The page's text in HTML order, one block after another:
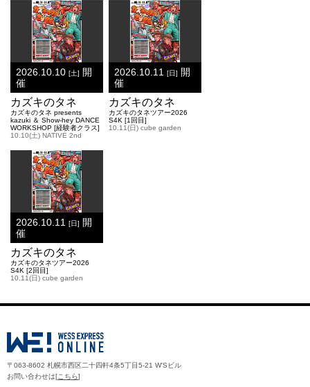
2026.10.10 [土] 開
催
カズキのタネ
カズキのタネ presents
kazuki ＆ Show-hey DANCE
WORKSHOP [経験者クラス]
10.10(土) NATIVE 2nd
2026.10.11 [日] 開
催
カズキのタネ
カズキのタネツアー2026
S4K [1回目]
10.11(日) cube garden
2026.10.11 [日] 開
催
カズキのタネ
カズキのタネツアー2026
S4K [2回目]
10.11(日) cube garden
〒063-8602 札幌市西区二十四軒4条5丁目5-21 W'Sビル
お問い合わせは[こちら]